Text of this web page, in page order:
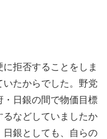
拒否することをしま
たからでした。野党
日銀の間で物価目標
るなどしていましたか
日銀としても、自らの